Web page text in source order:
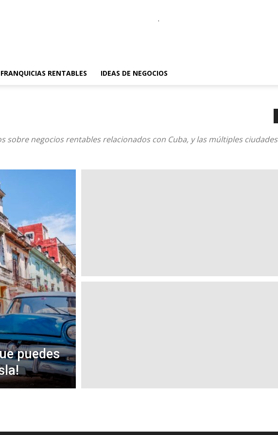
.
FRANQUICIAS RENTABLES IDEAS DE NEGOCIOS
sobre negocios rentables relacionados con Cuba, y las múltiples ciudades
puedes